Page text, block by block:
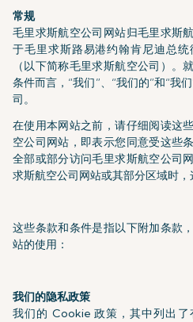
常规
毛里求斯航空公司网站归毛里求斯
于毛里求斯路易港约翰肯尼迪总
（以下简称毛里求斯航空公司）。
条件而言，“我们”、“我们的”和“我
司。
在使用本网站之前，请仔细阅读这
空公司网站，即表示您同意受这些
全部或部分访问毛里求斯航空公司
求斯航空公司网站或其部分区域时，
这些条款和条件是指以下附加条款
站的使用：
我们的隐私政策
我们的 Cookie 政策，其中列出